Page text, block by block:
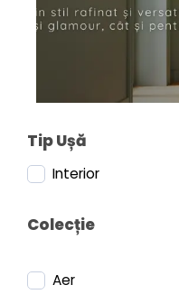
Uși
Tip Ușă
Interior
Colecție
Aer